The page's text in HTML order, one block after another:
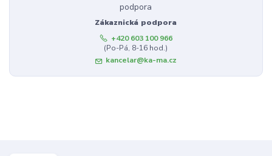
Zákaznická podpora
+420 603 100 966
(Po-Pá, 8-16 hod.)
kancelar@ka-ma.cz